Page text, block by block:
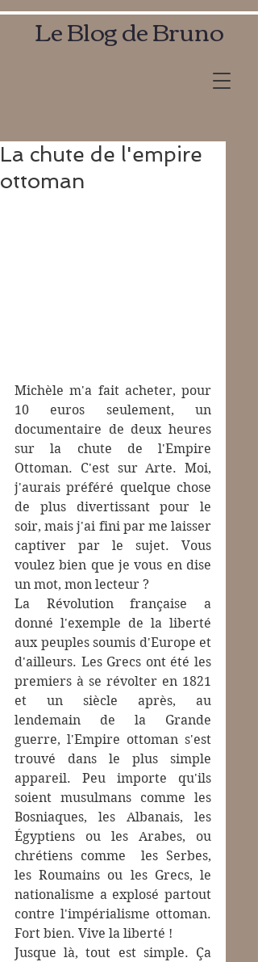
Le Blog de Bruno
La chute de l'empire
ottoman
Michèle m'a fait acheter, pour
10 euros seulement, un
documentaire de deux heures
sur la chute de l'Empire
Ottoman. C'est sur Arte. Moi,
j'aurais préféré quelque chose
de plus divertissant pour le
soir, mais j'ai fini par me laisser
captiver par le sujet. Vous
voulez bien que je vous en dise
un mot, mon lecteur ?
La Révolution française a
donné l'exemple de la liberté
aux peuples soumis d'Europe et
d'ailleurs. Les Grecs ont été les
premiers à se révolter en 1821
et un siècle après, au
lendemain de la Grande
guerre, l'Empire ottoman s'est
trouvé dans le plus simple
appareil. Peu importe qu'ils
soient musulmans comme les
Bosniaques, les Albanais, les
Égyptiens ou les Arabes, ou
chrétiens comme  les Serbes,
les Roumains ou les Grecs, le
nationalisme a explosé partout
contre l'impérialisme ottoman.
Fort bien. Vive la liberté !
Jusque là, tout est simple. Ça